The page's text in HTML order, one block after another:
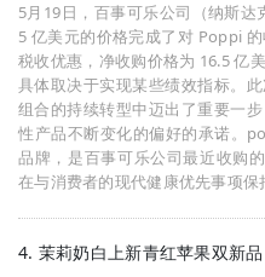
5月19日，百事可乐公司（纳斯达
5 亿美元的价格完成了对 Poppi
税收优惠，净收购价格为 16.5 亿
具体取决于实现某些绩效指标。
组合的持续转型中迈出了重要一
性产品不断变化的偏好的承诺。
品牌，是百事可乐公司最近收购
在与消费者的现代健康优先事项保
4. 茉莉奶白上新青红苹果双新品